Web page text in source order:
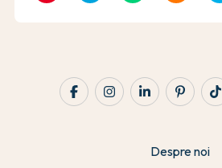
Despre noi